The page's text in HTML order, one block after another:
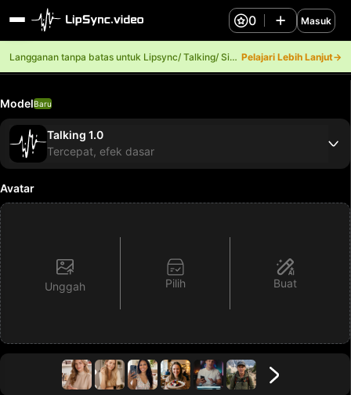
Langganan tanpa batas untuk Lipsync/ Talking/ Singing. Pelajari Lebih Lanjut→
0 Masuk
ModelBaru
Talking 1.0
Tercepat, efek dasar
Avatar
Unggah Pilih Buat